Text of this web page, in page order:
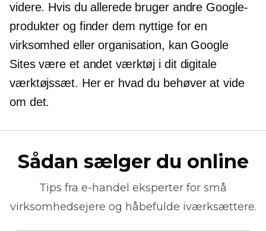
videre. Hvis du allerede bruger andre Google-
produkter og finder dem nyttige for en
virksomhed eller organisation, kan Google
Sites være et andet værktøj i dit digitale
værktøjssæt. Her er hvad du behøver at vide
om det.
Sådan sælger du online
Tips fra e-handel eksperter for små
virksomhedsejere og håbefulde iværksættere.